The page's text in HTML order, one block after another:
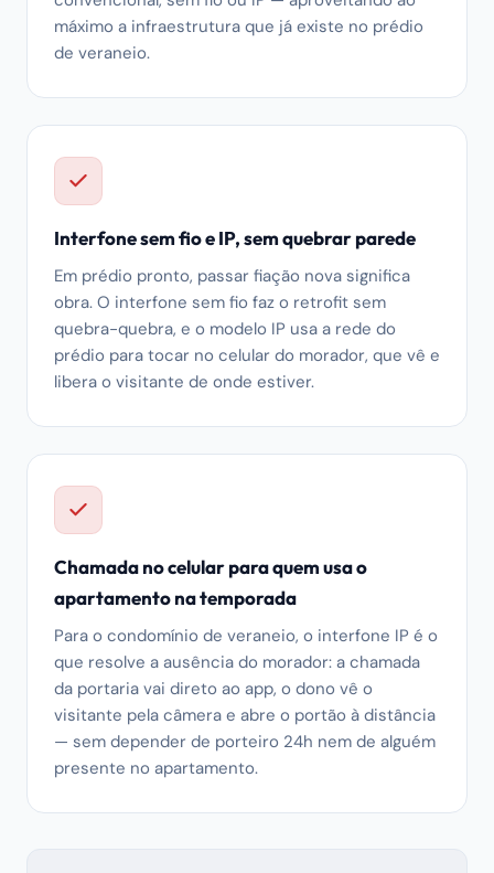
máximo a infraestrutura que já existe no prédio
de veraneio.
Interfone sem fio e IP, sem quebrar parede
Em prédio pronto, passar fiação nova significa
obra. O interfone sem fio faz o retrofit sem
quebra-quebra, e o modelo IP usa a rede do
prédio para tocar no celular do morador, que vê e
libera o visitante de onde estiver.
Chamada no celular para quem usa o
apartamento na temporada
Para o condomínio de veraneio, o interfone IP é o
que resolve a ausência do morador: a chamada
da portaria vai direto ao app, o dono vê o
visitante pela câmera e abre o portão à distância
— sem depender de porteiro 24h nem de alguém
presente no apartamento.